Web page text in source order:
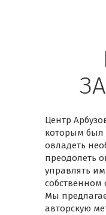
Центр
которым был
овладеть
преодолеть
управлять
собственном
Мы
авторскую